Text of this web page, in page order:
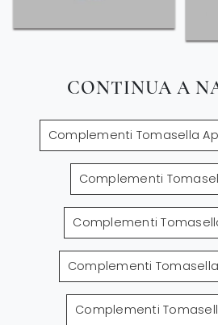
CONTINUA A
Complementi Tomasella
Complementi
Complementi
Complementi
Complementi